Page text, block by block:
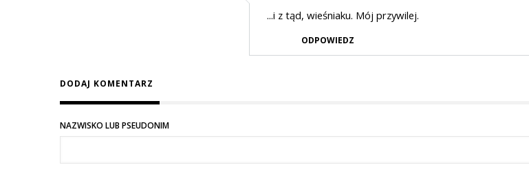
odpowiedzi
na
Odróżniaj
Suwałki
...i z tąd, wieśniaku. Mój przywilej.
ODPOWIEDZ
DODAJ KOMENTARZ
NAZWISKO LUB PSEUDONIM